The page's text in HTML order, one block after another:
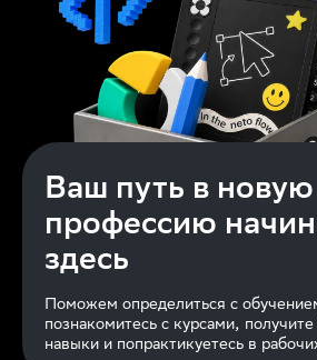
Ваш путь в новую
профессию
здесь
Поможем определиться с
познакомитесь с курсами,
навыки и попрактикуетесь в